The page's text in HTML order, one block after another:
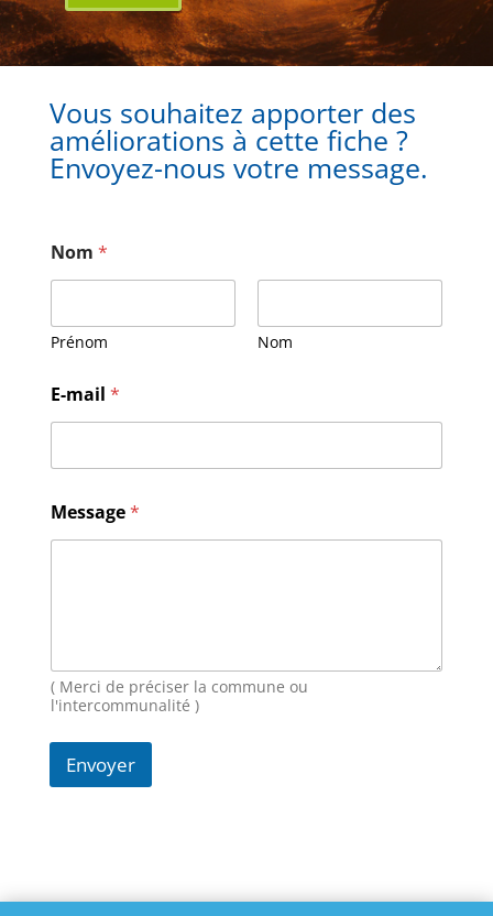
Vous souhaitez apporter des
améliorations à cette fiche ?
Envoyez-nous votre message.
Nom *
Prénom Nom
o
m
-
a
i
l
g
e
E-mail *
Message*
( Merci de préciser la commune ou
l'intercommunalité )
Envoyer